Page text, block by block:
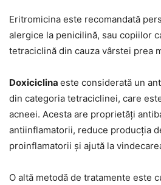
Eritromicina este recomandată
alergice la penicilină, sau copiilor
tetraciclină din cauza vârstei prea
Doxiciclina este considerată un
din categoria tetraciclinei, care
acneei. Acesta are proprietăți
antiinflamatorii, reduce producția
proinflamatorii și ajută la
O altă metodă de tratamente este